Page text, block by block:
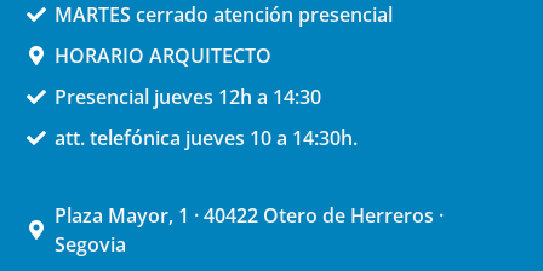
MARTES cerrado atención presencial
HORARIO ARQUITECTO
Presencial jueves 12h a 14:30
att. telefónica jueves 10 a 14:30h.
Plaza Mayor, 1 · 40422 Otero de Herreros ·
Segovia